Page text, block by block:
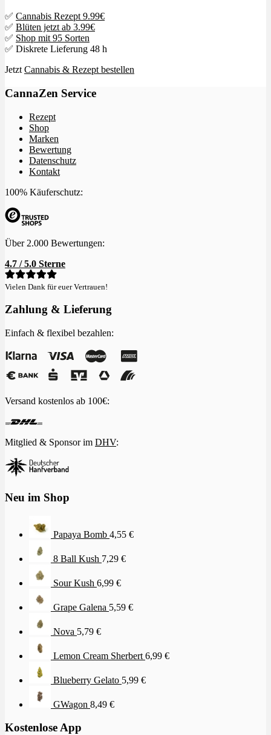
✅ Cannabis Rezept 9.99€
✅ Blüten jetzt ab 3.99€
✅ Shop mit 95 Sorten
✅ Diskrete Lieferung 48 h
Jetzt Cannabis & Rezept bestellen
CannaZen Service
Rezept
Shop
Marken
Bewertung
Datenschutz
Kontakt
100% Käuferschutz:
Über 2.000 Bewertungen:
4.7 / 5.0 Sterne
Vielen Dank für euer Vertrauen!
Zahlung & Lieferung
Einfach & flexibel bezahlen:
Versand kostenlos ab 100€:
Mitglied & Sponsor im DHV:
Neu im Shop
Papaya Bomb 4,55 €
8 Ball Kush 7,29 €
Sour Kush 6,99 €
Grape Galena 5,59 €
Nova 5,79 €
Lemon Cream Sherbert 6,99 €
Blueberry Gelato 5,99 €
GWagon 8,49 €
Kostenlose App